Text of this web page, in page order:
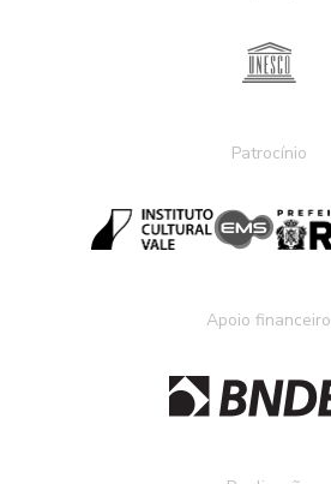
Patrocínio
Apoio financeiro